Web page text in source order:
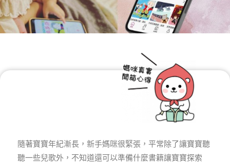
隨著寶寶年紀漸長，新手媽咪很緊張，平常除了讓寶寶聽
聽一些兒歌外，不知道還可以準備什麼書籍讓寶寶探索